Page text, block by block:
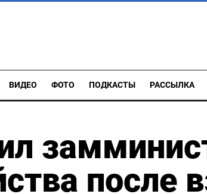
ВИДЕО ФОТО ПОДКАСТЫ РАССЫЛКА
после